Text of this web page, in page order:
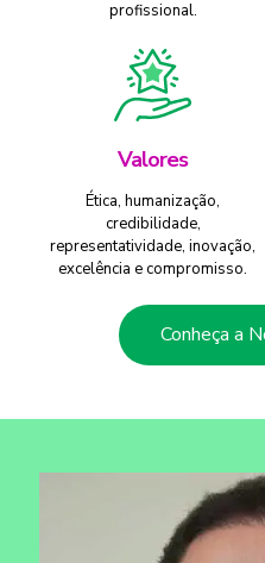
profissional.
Valores
Ética, humanização,
credibilidade,
representatividade, inovação,
excelência e compromisso.
Conheça a